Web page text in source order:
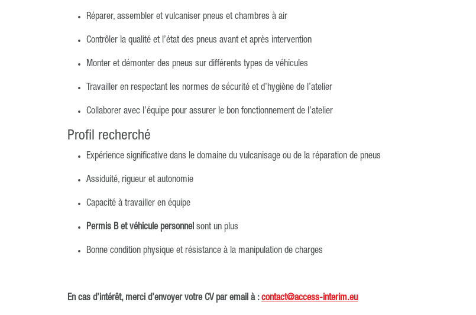
Réparer, assembler et vulcaniser pneus et chambres à air
Contrôler la qualité et l’état des pneus avant et après intervention
Monter et démonter des pneus sur différents types de véhicules
Travailler en respectant les normes de sécurité et d’hygiène de l’atelier
Collaborer avec l’équipe pour assurer le bon fonctionnement de l’atelier
Profil recherché
Expérience significative dans le domaine du vulcanisage ou de la réparation de pneus
Assiduité, rigueur et autonomie
Capacité à travailler en équipe
Permis B et véhicule personnel sont un plus
Bonne condition physique et résistance à la manipulation de charges
En cas d’intérêt, merci d’envoyer votre CV par email à :contact@access-interim.eu